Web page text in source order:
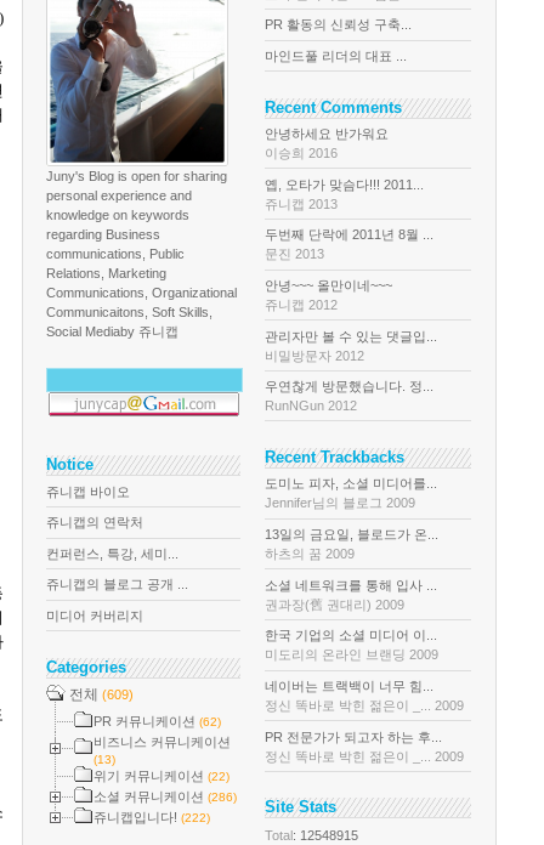
)
Juny's Blog is open for sharing
personal experience and
knowledge on keywords
regarding Business
communications, Public
Relations, Marketing
Communications, Organizational
Communicaitons, Soft Skills,
Social Mediaby 쥬니캡
Notice
쥬니캡 바이오
쥬니캡의 연락처
컨퍼런스, 특강, 세미...
쥬니캡의 블로그 공개 ...
미디어 커버리지
Categories
전체 (609)
PR 커뮤니케이션 (62)
비즈니스 커뮤니케이션
(13)
위기 커뮤니케이션 (22)
소셜 커뮤니케이션 (286)
쥬니캡입니다! (222)
PR 활동의 신뢰성 구축...
마인드풀 리더의 대표 ...
Recent Comments
안녕하세요 반가워요
이승희 2016
옙, 오타가 맞슴다!!! 2011...
쥬니캡 2013
두번째 단락에 2011년 8월 ...
문진 2013
안녕~~~ 올만이네~~~
쥬니캡 2012
관리자만 볼 수 있는 댓글입...
비밀방문자 2012
우연찮게 방문했습니다. 정...
RunNGun 2012
Recent Trackbacks
도미노 피자, 소셜 미디어를...
Jennifer님의 블로그 2009
13일의 금요일, 블로드가 온...
하츠의 꿈 2009
소셜 네트워크를 통해 입사 ...
권과장(舊 권대리) 2009
한국 기업의 소셜 미디어 이...
미도리의 온라인 브랜딩 2009
네이버는 트랙백이 너무 힘...
정신 똑바로 박힌 젊은이 _... 2009
PR 전문가가 되고자 하는 후...
정신 똑바로 박힌 젊은이 _... 2009
Site Stats
Total: 12548915